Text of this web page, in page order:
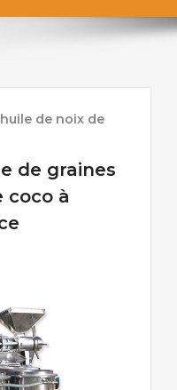
de noix de
de graines
coco à